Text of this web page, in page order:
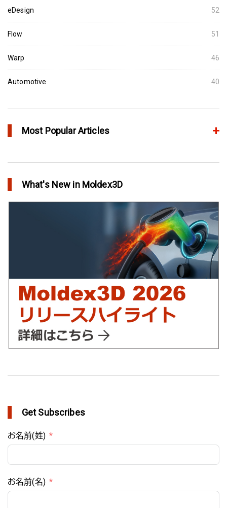
eDesign 52
Flow 51
Warp 46
Automotive 40
Most Popular Articles
欧州最大手の自動車部品パーツメーカーFaurecia社の製品設計最
適化プロジェクト－Moldex3Dにより実現
YUDO、ホットランナーシステム成形開発のデザイン検証および
最適化にMoldex3Dの統合を実現
What's New in Moldex3D
Get Subscribes
お名前(姓)
お名前(名)